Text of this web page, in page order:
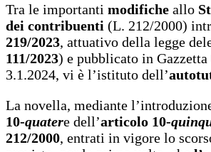
Tra le importanti modifiche allo
dei contribuenti (L. 212/2000)
219/2023, attuativo della legge
111/2023) e pubblicato in
3.1.2024, vi è l’istituto dell’
La novella, mediante
10-quatere dell’articolo 10-
212/2000, entrati in vigore lo